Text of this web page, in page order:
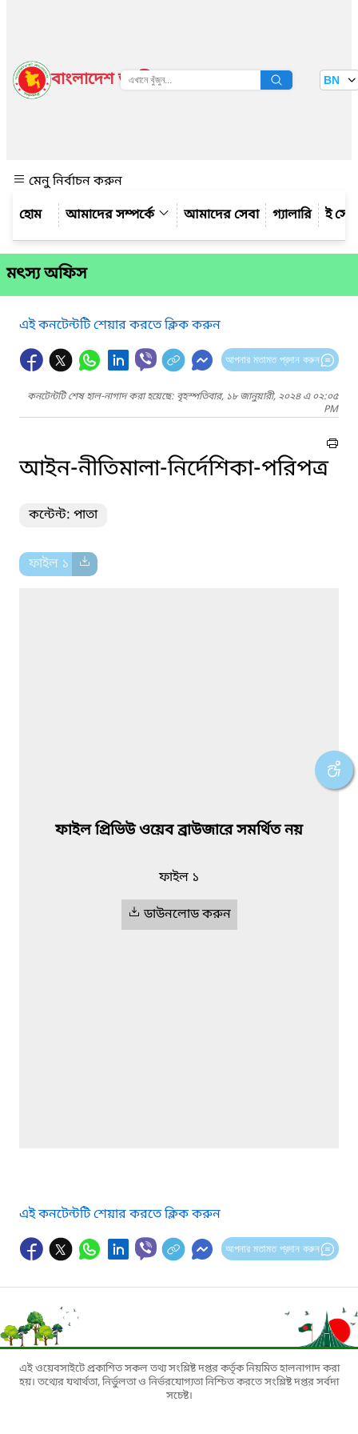
বাংলাদেশ জাতীয় তথ্য বাতায়ন BN
মেনু নির্বাচন করুন
আমাদের সম্পর্কে
আমাদের সেবা গ্যালারি ই
মৎস্য অফিস
এই কনটেন্টটি শেয়ার করতে ক্লিক করুন
আপনার মতামত প্রদান করুন
কনটেন্টটি শেষ হাল-নাগাদ করা হয়েছে: বৃহস্পতিবার, ১৮ জানুয়ারী, ২০২৪ এ ০২:০৫
PM
আইন-নীতিমালা-নির্দেশিকা-পরিপত্র
কন্টেন্ট: পাতা
ফাইল ১
ফাইল প্রিভিউ ওয়েব ব্রাউজারে সমর্থিত নয়
ফাইল ১
ডাউনলোড করুন
এই কনটেন্টটি শেয়ার করতে ক্লিক করুন
আপনার মতামত প্রদান করুন
এই ওয়েবসাইটে প্রকাশিত সকল তথ্য সংশ্লিষ্ট দপ্তর কর্তৃক নিয়মিত হালনাগাদ করা
হয়। তথ্যের যথার্থতা, নির্ভুলতা ও নির্ভরযোগ্যতা নিশ্চিত করতে সংশ্লিষ্ট দপ্তর সর্বদা
সচেষ্ট।